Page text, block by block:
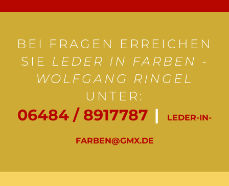
BEI FRAGEN ERREICHEN
SIE LEDER IN FARBEN -
WOLFGANG RINGEL
UNTER:
06484 / 8917787 | LEDER-IN-
FARBEN@GMX.DE